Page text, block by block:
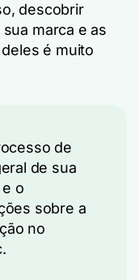
descobrir
marca e as
é muito
de
de sua
o
sobre a
no